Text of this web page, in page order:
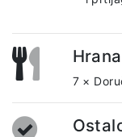
Hrana
7 ×